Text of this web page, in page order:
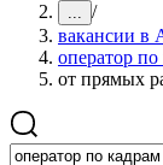
... /
вакансии в
оператор
от прямых